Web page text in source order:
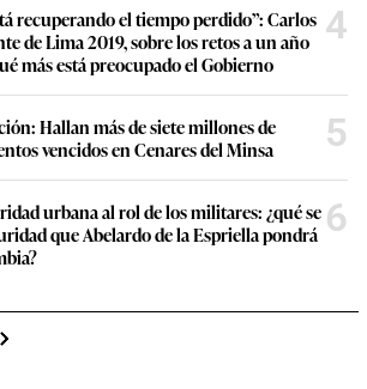
recuperando el tiempo perdido”: Carlos
de Lima 2019, sobre los retos a un año
más está preocupado el Gobierno
4
Hallan más de siete millones de
vencidos en Cenares del Minsa
5
urbana al rol de los militares: ¿qué se
que Abelardo de la Espriella pondrá 6